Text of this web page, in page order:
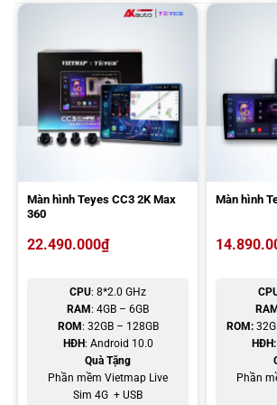
Màn hình Teyes CC3 2K Max
360
22.490.000₫
CPU: 8*2.0 GHz
RAM: 4GB – 6GB
ROM: 32GB – 128GB
HĐH: Android 10.0
Quà Tặng
Phần mềm Vietmap Live
Sim 4G + USB
Màn hình
ROM:
HĐH:
Phần
thoại di động. Thông qua ứng dụng này, chủ
Vietmap Connect trên màn hình ô tô Teyes